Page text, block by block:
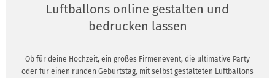
Luftballons online gestalten und
bedrucken lassen
Ob für deine Hochzeit, ein großes Firmenevent, die ultimative Party
oder für einen runden Geburtstag, mit selbst gestalteten Luftballons